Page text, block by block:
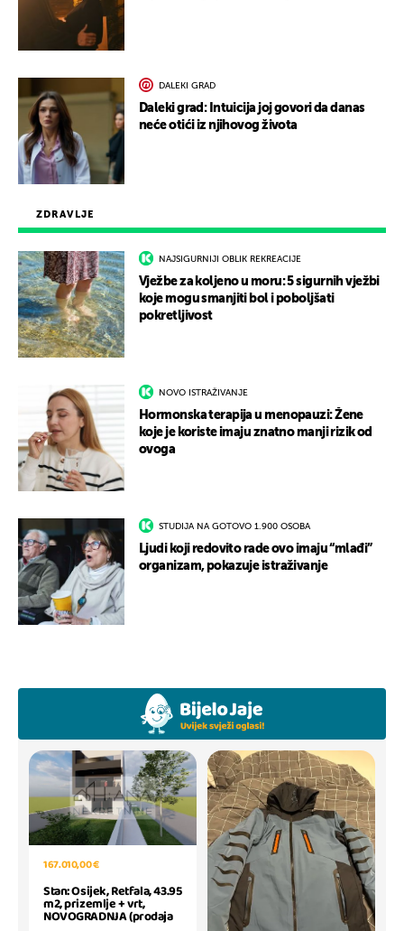
ZDRAVLJE
NAJSIGURNIJI OBLIK REKREACIJE
Vježbe za koljeno u moru: 5 sigurnih vježbi
koje mogu smanjiti bol i poboljšati
pokretljivost
NOVO ISTRAŽIVANJE
Hormonska terapija u menopauzi: Žene
koje je koriste imaju znatno manji rizik od
ovoga
STUDIJA NA GOTOVO 1.900 OSOBA
Ljudi koji redovito rade ovo imaju “mlađi”
organizam, pokazuje istraživanje
DALEKI GRAD
Daleki grad: Intuicija joj govori da danas
neće otići iz njihovog života
167.010,00 €
Stan: Osijek, Retfala, 43.95
m2, prizemlje + vrt,
NOVOGRADNJA (prodaja